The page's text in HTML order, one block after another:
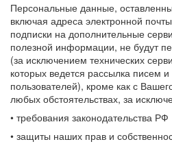
Персональные данные,
включая адреса электронной
подписки на дополнительные
полезной информации, не будут
(за исключением технических
которых ведется рассылка писем
пользователей), кроме как с
любых обстоятельствах, за
• требования законодательства РФ
• защиты наших прав и